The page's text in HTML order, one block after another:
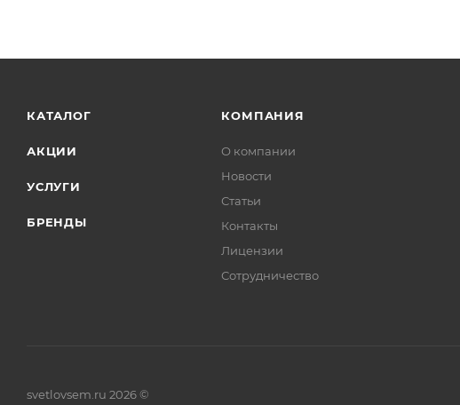
КАТАЛОГ
АКЦИИ
УСЛУГИ
БРЕНДЫ
КОМПАНИЯ
О компании
Новости
Статьи
Контакты
Лицензии
Сотрудничество
svetlovsem.ru 2026 ©